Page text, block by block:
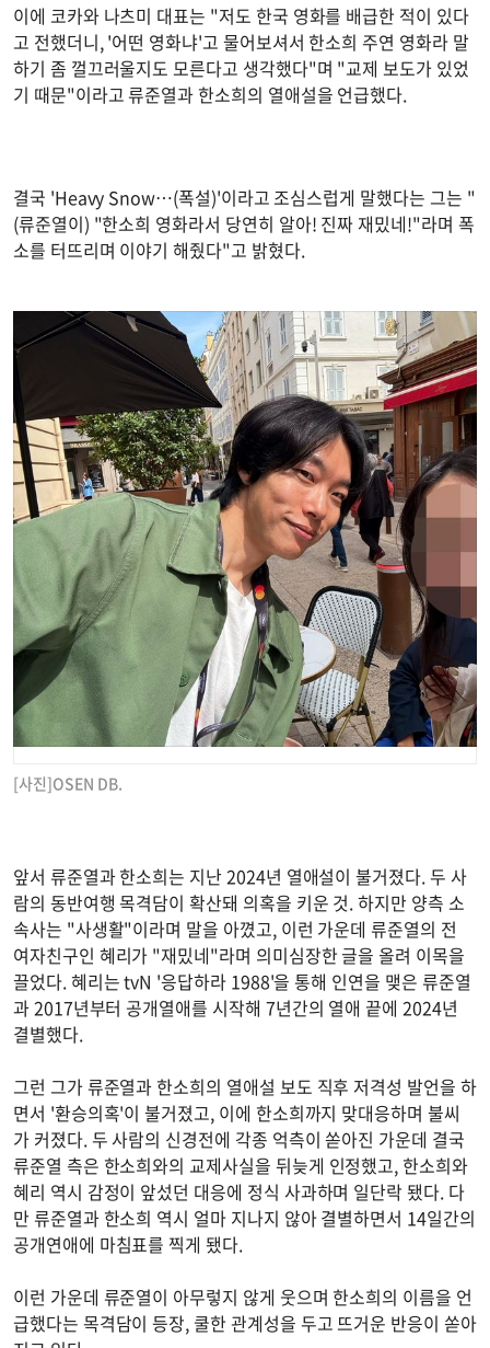
이에 코카와 나츠미 대표는 "저도 한국 영화를 배급한 적이 있다
고 전했더니, '어떤 영화냐'고 물어보셔서 한소희 주연 영화라 말
하기 좀 껄끄러울지도 모른다고 생각했다"며 "교제 보도가 있었
기 때문"이라고 류준열과 한소희의 열애설을 언급했다.
결국 'Heavy Snow…(폭설)'이라고 조심스럽게 말했다는 그는 "
(류준열이) "한소희 영화라서 당연히 알아! 진짜 재밌네!"라며 폭
소를 터뜨리며 이야기 해줬다"고 밝혔다.
[사진]OSEN DB.
앞서 류준열과 한소희는 지난 2024년 열애설이 불거졌다. 두 사
람의 동반여행 목격담이 확산돼 의혹을 키운 것. 하지만 양측 소
속사는 "사생활"이라며 말을 아꼈고, 이런 가운데 류준열의 전
여자친구인 혜리가 "재밌네"라며 의미심장한 글을 올려 이목을
끌었다. 혜리는 tvN '응답하라 1988'을 통해 인연을 맺은 류준열
과 2017년부터 공개열애를 시작해 7년간의 열애 끝에 2024년
결별했다.
그런 그가 류준열과 한소희의 열애설 보도 직후 저격성 발언을 하
면서 '환승의혹'이 불거졌고, 이에 한소희까지 맞대응하며 불씨
가 커졌다. 두 사람의 신경전에 각종 억측이 쏟아진 가운데 결국
류준열 측은 한소희와의 교제사실을 뒤늦게 인정했고, 한소희와
혜리 역시 감정이 앞섰던 대응에 정식 사과하며 일단락 됐다. 다
만 류준열과 한소희 역시 얼마 지나지 않아 결별하면서 14일간의
공개연애에 마침표를 찍게 됐다.
이런 가운데 류준열이 아무렇지 않게 웃으며 한소희의 이름을 언
급했다는 목격담이 등장, 쿨한 관계성을 두고 뜨거운 반응이 쏟아